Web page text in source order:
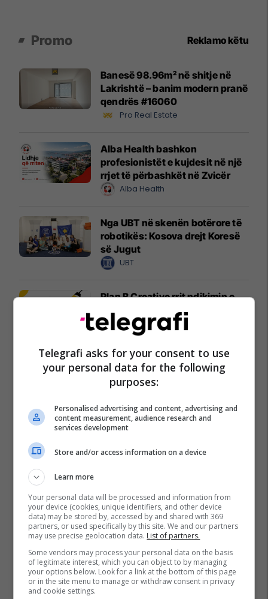
Promo Reklamo këtu
Banesë 98.96m² në shitje në
Lakrishtë – banim modern pranë
qendrës #16060
Pro Real Estate
Alba Health bashkon
profesionistët e kujdesit në një
rrjet të përbashkët në Zvicër
Alba Health
Nga UBT në skenën botërore të
robotikës: Kosova drejt Koresë
së Jugut
UBT
Plan B Creative rrit ndikimin e
biznesit tuaj online
Plan B
Telegrafi asks for your consent to use
your personal data for the following
purposes:
Personalised advertising and content, advertising and
content measurement, audience research and
services development
Store and/or access information on a device
Learn more
Your personal data will be processed and information from
your device (cookies, unique identifiers, and other device
data) may be stored by, accessed by and shared with 369
partners, or used specifically by this site. We and our partners
may use precise geolocation data. List of partners.
Some vendors may process your personal data on the basis
of legitimate interest, which you can object to by managing
your options below. Look for a link at the bottom of this page
or in the site menu to manage or withdraw consent in privacy
and cookie settings.